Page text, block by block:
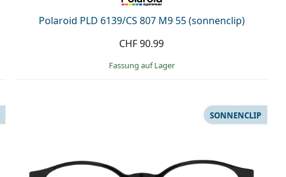
Polaroid PLD 6139/CS 807 M9 55 (sonnenclip)
CHF 90.99
Fassung auf Lager
SONNENCLIP